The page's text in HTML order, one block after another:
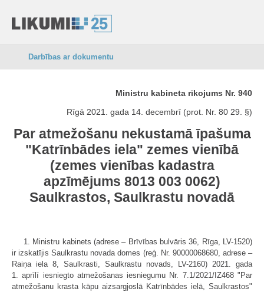
Darbības ar dokumentu
Ministru kabineta rīkojums Nr. 940
Rīgā 2021. gada 14. decembrī (prot. Nr. 80 29. §)
Par atmežošanu nekustamā īpašuma
"Katrīnbādes iela" zemes vienībā
(zemes vienības kadastra
apzīmējums 8013 003 0062)
Saulkrastos, Saulkrastu novadā
1. Ministru kabinets (adrese – Brīvības bulvāris 36, Rīga, LV-1520)
ir izskatījis Saulkrastu novada domes (reģ. Nr. 90000068680, adrese –
Raiņa iela 8, Saulkrasti, Saulkrastu novads, LV-2160) 2021. gada
1. aprīlī iesniegto atmežošanas iesniegumu Nr. 7.1/2021/IZ468 "Par
atmežošanu krasta kāpu aizsargjoslā Katrīnbādes ielā, Saulkrastos"